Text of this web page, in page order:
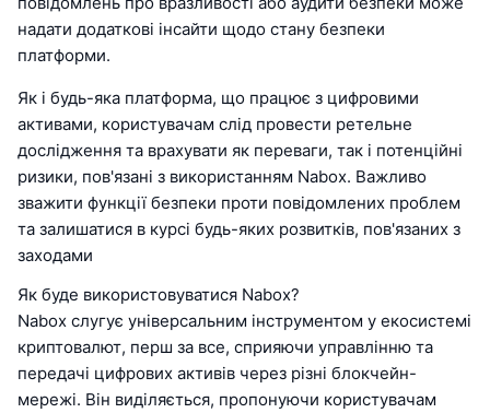
надати додаткові інсайти щодо стану безпеки
платформи.
Як і будь-яка платформа, що працює з цифровими
активами, користувачам слід провести ретельне
дослідження та врахувати як переваги, так і потенційні
ризики, пов'язані з використанням Nabox. Важливо
зважити функції безпеки проти повідомлених проблем
та залишатися в курсі будь-яких розвитків, пов'язаних з
заходами
Як буде використовуватися Nabox?
Nabox слугує універсальним інструментом у екосистемі
криптовалют, перш за все, сприяючи управлінню та
передачі цифрових активів через різні блокчейн-
мережі. Він виділяється, пропонуючи користувачам